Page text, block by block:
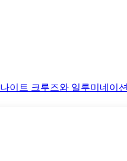
나이트 크루즈와 일루미네이션